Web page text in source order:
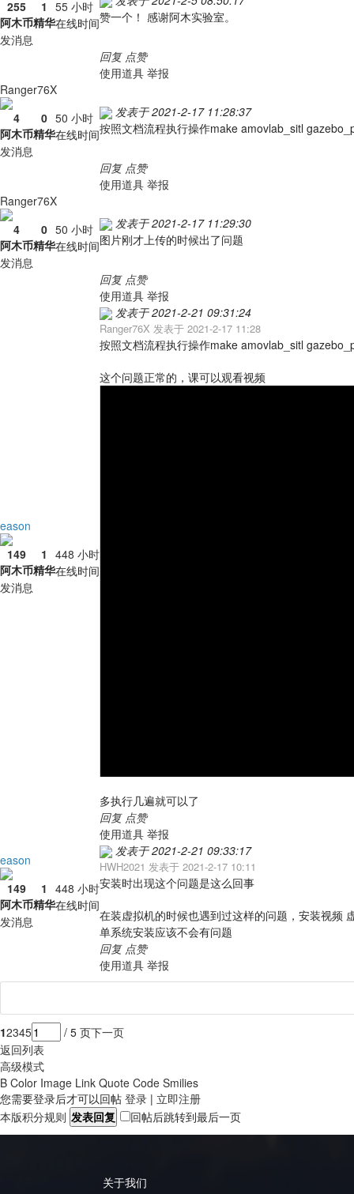
255
阿木币
1
精华
55 小时
在线时间
发消息
赞一个！ 感谢阿木实验室。
回复 点赞
使用道具 举报
Ranger76X
4
阿木币
0
精华
50 小时
在线时间
发消息
发表于 2021-2-17 11:28:37
按照文档流程执行操作make amovlab_sitl
回复 点赞
使用道具 举报
Ranger76X
4
阿木币
0
精华
50 小时
在线时间
发消息
发表于 2021-2-17 11:29:30
图片刚才上传的时候出了问题
回复 点赞
使用道具 举报
eason
149
阿木币
1
精华
448 小时
在线时间
发消息
发表于 2021-2-21 09:31:24
Ranger76X 发表于 2021-2-17 11:28
按照文档流程执行操作make amovlab_sitl
这个问题正常的，课可以观看视频
多执行几遍就可以了
回复 点赞
使用道具 举报
eason
149
阿木币
1
精华
448 小时
在线时间
发消息
发表于 2021-2-21 09:33:17
HWH2021 发表于 2021-2-17 10:11
安装时出现这个问题是这么回事
在装虚拟机的时候也遇到过这样的问题，安装视频
单系统安装应该不会有问题
回复 点赞
使用道具 举报
12345 / 5 页下一页
返回列表
高级模式
B Color Image Link Quote Code Smilies
您需要登录后才可以回帖 登录 | 立即注册
本版积分规则 发表回复 回帖后跳转到最后一页
关于我们